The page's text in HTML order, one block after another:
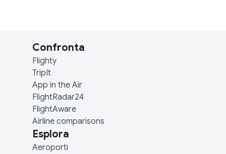
Confronta
Flighty
TripIt
App in the Air
FlightRadar24
FlightAware
Airline comparisons
Esplora
Aeroporti